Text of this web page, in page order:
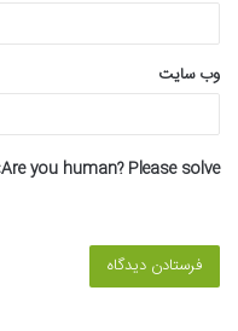
وب‌ سایت
Are you human? Please solve: